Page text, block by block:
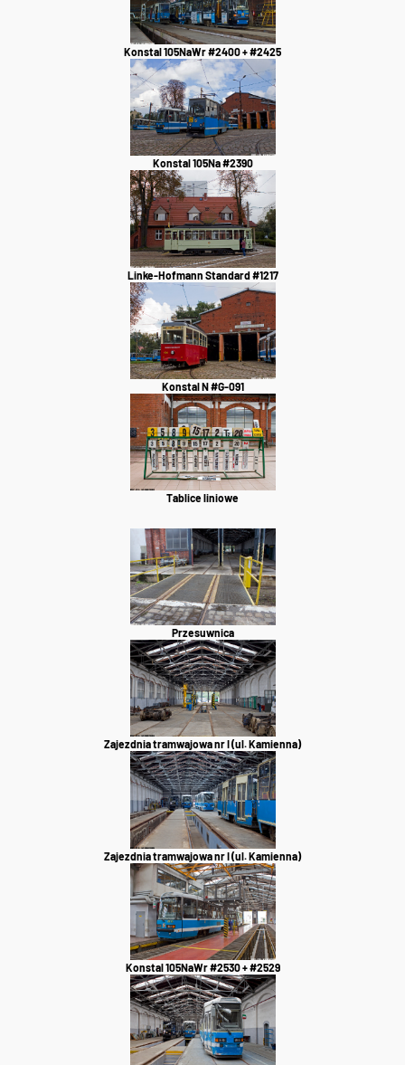
Konstal 105NaWr #2400 + #2425
Konstal 105Na #2390
Linke-Hofmann Standard #1217
Konstal N #G-091
Tablice liniowe
Przesuwnica
Zajezdnia tramwajowa nr I (ul. Kamienna)
Zajezdnia tramwajowa nr I (ul. Kamienna)
Konstal 105NaWr #2530 + #2529